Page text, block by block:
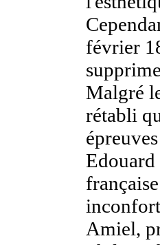
février
Malgré
rétabli
Edouard
Amiel,